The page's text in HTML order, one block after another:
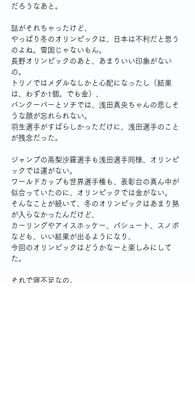
だろうなあと。
話がそれちゃったけど、
やっぱり冬のオリンピックは、日本は不利だと思う
のよね。雪国じゃないもん。
長野オリンピックのあと、あまりいい印象がない
の。
トリノではメダルなしかと心配になったし（結果
は、わずか1個。でも金）、
バンクーバーとソチでは、浅田真央ちゃんの悲しそ
うな顔が忘れられない。
羽生選手がすばらしかっただけに、浅田選手のこと
が残念だった。
ジャンプの高梨沙羅選手も浅田選手同様、オリンピ
ックでは運がない。
ワールドカップも世界選手権も、表彰台の真ん中が
似合っていたのに、オリンピックでは金がない。
そんなことが続いて、冬のオリンピックはあまり熱
が入らなかったんだけど、
カーリングやアイスホッケー、パシュート、スノボ
なども、いい結果が出るようになり、
今回のオリンピックはどうかなーと楽しみにして
た。
それで寝不足なの。